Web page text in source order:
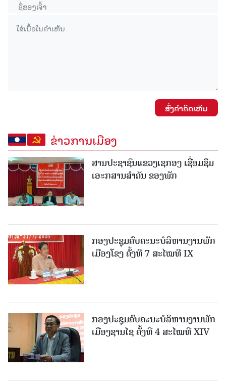
ສົ່ງຄໍາຄິດເຫັນ
ຂ່າວການເມືອງ
ສານປະຊາຊົນແຂວງເຊກອງ ເຊື່ອມຊຶມ
ເອະກສານສໍາຄັນ ຂອງພັກ
ກອງປະຊຸມຄົບຄະນະບໍລິຫານງານພັກ
ເມືອງໂຂງ ຄັ້ງທີ 7 ສະໄໝທີ IX
ກອງປະຊຸມຄົບຄະນະບໍລິຫານງານພັກ
ເມືອງຊານ​ໄຊ ຄັ້ງທີ 4 ສະໄໝທີ XIV